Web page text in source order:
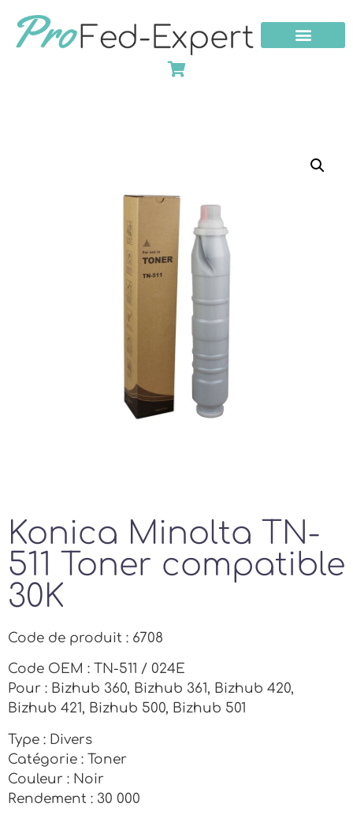
Konica Minolta TN-
511 Toner compatible
30K
Code de produit : 6708
Code OEM : TN-511 / 024E
Pour : Bizhub 360, Bizhub 361, Bizhub 420,
Bizhub 421, Bizhub 500, Bizhub 501
Type : Divers
Catégorie : Toner
Couleur : Noir
Rendement : 30 000